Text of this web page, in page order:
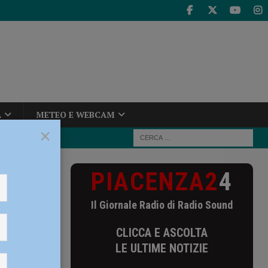
METEO E WEBCAM
il
PIACENZA24
Il Giornale Radio di Radio Sound
CLICCA E ASCOLTA
LE ULTIME NOTIZIE
×